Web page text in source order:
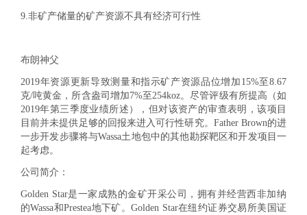
9. 非矿产储量的矿产资源不具有经济可行性
布朗神父
2019年资源更新导致测量和指示矿产资源品位增加15%至8.67
克/吨黄金，所含盎司增加7%至254koz。尽管评级有所提高（如
2019年第三季度业绩所述），但对该资产的审查表明，该项目
目前并未提供足够的回报来进入可行性研究。Father Brown的进
一步开发步骤将与Wassa土地包中的其他勘探靶区和开发项目一
起考虑。
公司简介：
Golden Star是一家成熟的金矿开采公司，拥有并经营西非加纳
的Wassa和Prestea地下矿。Golden Star在纽约证券交易所美国证